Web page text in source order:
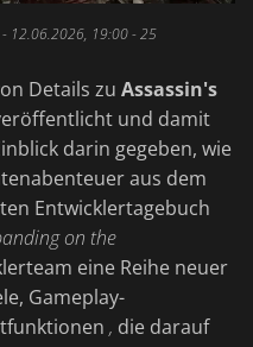
- 12.06.2026, 19:00- 25
Details zu Assassin's
und damit
darin gegeben, wie
aus dem
Entwicklertagebuch
on the
eine Reihe neuer
Gameplay-
, die darauf